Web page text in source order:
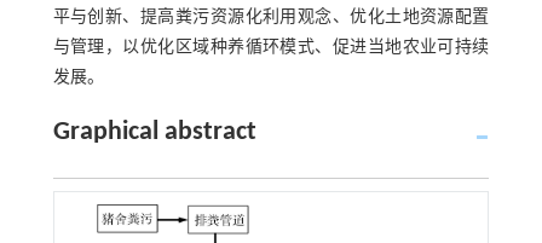
平与创新、提高粪污资源化利用观念、优化土地资源配置
与管理，以优化区域种养循环模式、促进当地农业可持续
发展。
Graphical abstract